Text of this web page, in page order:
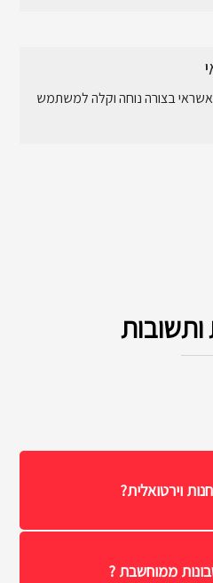
בצורה נוחה וקלה למשתמש
וירטואלית?
ממוחשבת ?